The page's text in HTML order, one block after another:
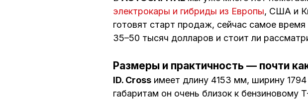
электрокары и гибриды из Европы, США и
готовят старт продаж, сейчас самое
35–50 тысяч долларов и стоит ли
Размеры и практичность — почти
ID. Cross имеет длину 4153 мм, ширину
габаритам он очень близок к бензиновому